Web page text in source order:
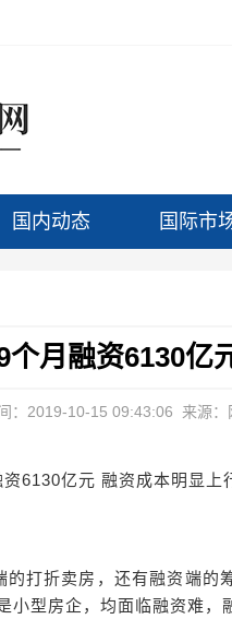
国内动态 国际市
个月融资6130亿
：2019-10-15 09:43:06 来源：
6130亿元 融资成本明显上
的打折卖房，还有融资端
小型房企，均面临融资难，